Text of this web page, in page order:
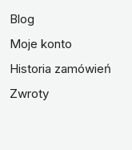
Blog
Moje konto
Historia zamówień
Zwroty